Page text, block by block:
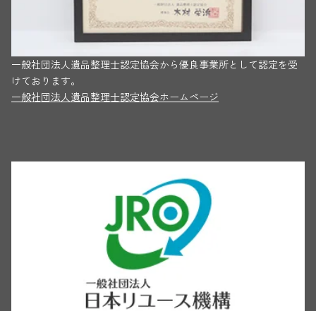
一般社団法人遺品整理士認定協会から優良事業所として認定を受
けております。
一般社団法人遺品整理士認定協会ホームページ